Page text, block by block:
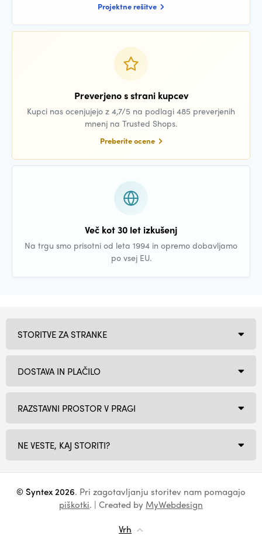
Projektne rešitve
Preverjeno s strani kupcev
Kupci nas ocenjujejo z 4,7/5 na podlagi 485 preverjenih
mnenj na Trusted Shops.
Preberite ocene
Več kot 30 let izkušenj
Na trgu smo prisotni od leta 1994 in opremo dobavljamo
po vsej EU.
RAZSTAVNI PROSTOR V PRAGI
NE VESTE, KAJ STORITI?
STORITVE ZA STRANKE
DOSTAVA IN PLAČILO
© Syntex 2026. Pri zagotavljanju storitev nam pomagajo
piškotki. | Created by MyWebdesign
Vrh